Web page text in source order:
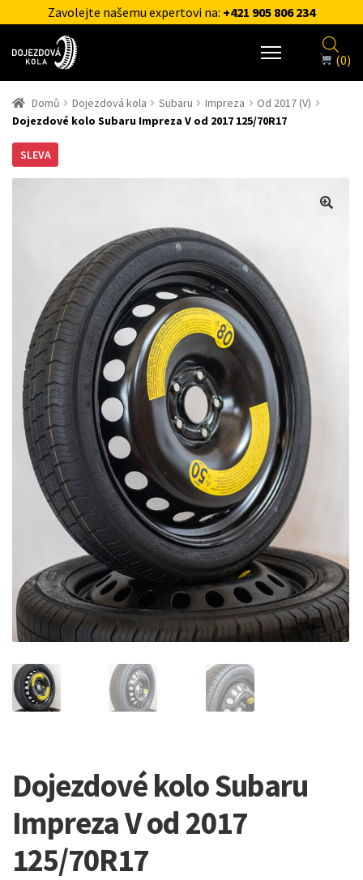
Zavolejte našemu expertovi na: +421 905 806 234
(0)
Domů Dojezdová kola Subaru Impreza
Od 2017 (V)
Dojezdové kolo Subaru Impreza V od 2017 125/70R17
SLEVA
Dojezdové kolo Subaru
Impreza V od 2017
125/70R17